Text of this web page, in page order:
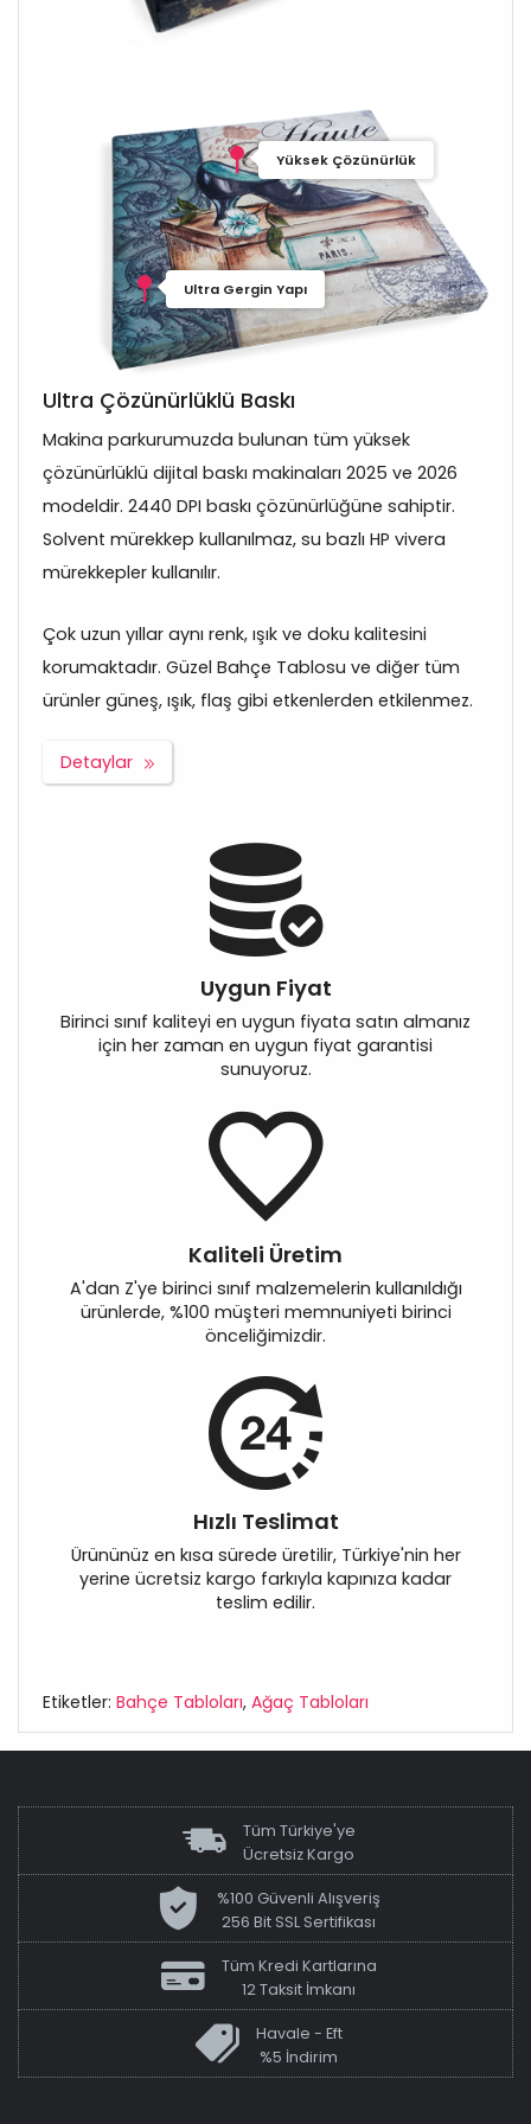
Yüksek Çözünürlük
Ultra Gergin Yapı
Ultra Çözünürlüklü Baskı
Makina parkurumuzda bulunan tüm yüksek
çözünürlüklü dijital baskı makinaları 2025 ve 2026
modeldir. 2440 DPI baskı çözünürlüğüne sahiptir.
Solvent mürekkep kullanılmaz, su bazlı HP vivera
mürekkepler kullanılır.
Çok uzun yıllar aynı renk, ışık ve doku kalitesini
korumaktadır. Güzel Bahçe Tablosu ve diğer tüm
ürünler güneş, ışık, flaş gibi etkenlerden etkilenmez.
Detaylar
Uygun Fiyat
Birinci sınıf kaliteyi en uygun fiyata satın almanız
için her zaman en uygun fiyat garantisi
sunuyoruz.
Kaliteli Üretim
A'dan Z'ye birinci sınıf malzemelerin kullanıldığı
ürünlerde, %100 müşteri memnuniyeti birinci
önceliğimizdir.
Hızlı Teslimat
Ürününüz en kısa sürede üretilir, Türkiye'nin her
yerine ücretsiz kargo farkıyla kapınıza kadar
teslim edilir.
Etiketler: Bahçe Tabloları, Ağaç Tabloları
Tüm Türkiye'ye
Ücretsiz Kargo
%100 Güvenli Alışveriş
256 Bit SSL Sertifikası
Tüm Kredi Kartlarına
12 Taksit İmkanı
Havale - Eft
%5 İndirim